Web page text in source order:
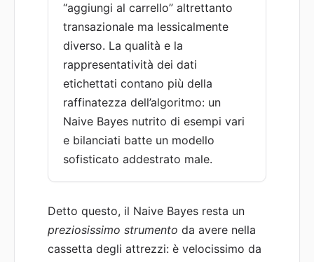
“aggiungi al carrello” altrettanto
transazionale ma lessicalmente
diverso. La qualità e la
rappresentatività dei dati
etichettati contano più della
raffinatezza dell’algoritmo: un
Naive Bayes nutrito di esempi vari
e bilanciati batte un modello
sofisticato addestrato male.
Detto questo, il Naive Bayes resta un
preziosissimo strumento da avere nella
cassetta degli attrezzi: è velocissimo da